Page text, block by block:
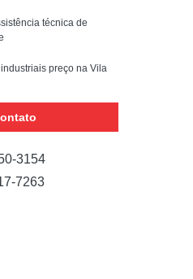
Correr
Paulo
técnica de
preço na Vila
de correr no Imirim
3154
7263